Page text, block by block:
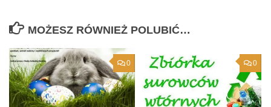
MOŻESZ RÓWNIEŻ POLUBIĆ…
0 0